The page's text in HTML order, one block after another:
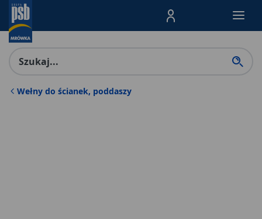
Menu Produktów,
Wełny do ścianek, poddaszy